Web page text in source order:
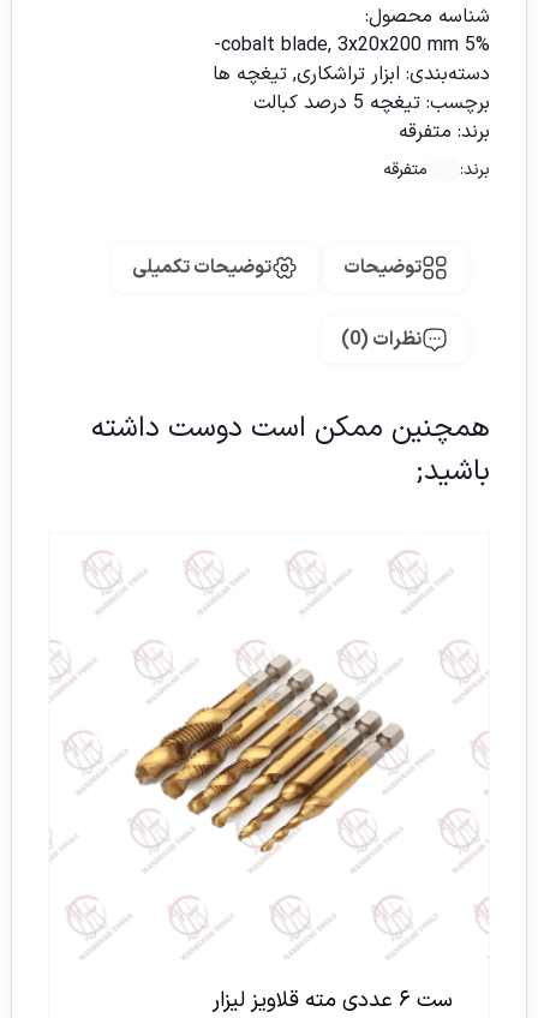
شناسه محصول:
5% cobalt blade, 3x20x200 mm-
دسته‌بندی: ابزار تراشکاری, تیغچه ها
برچسب: تیغچه 5 درصد کبالت
برند: متفرقه
برند: متفرقه
توضیحات توضیحات تکمیلی
نظرات (0)
همچنین ممکن است دوست داشته
باشید;
ست ۶ عددی مته قلاویز لیزار